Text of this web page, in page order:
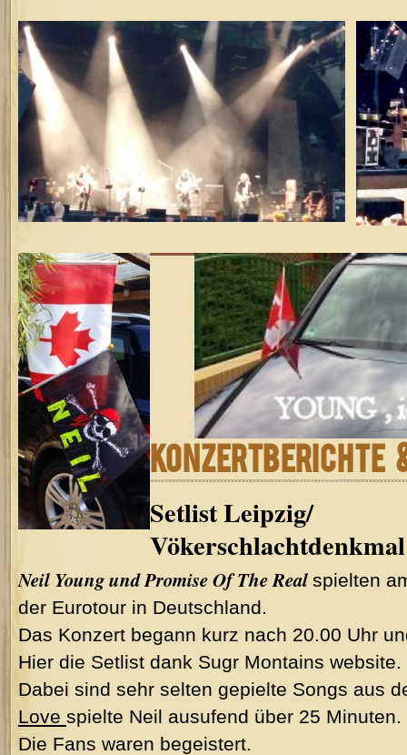
KONZERTBERICHTE
Setlist Leipzig/
Vökerschlachtdenkmal
Neil Young undPromise Of The Real spielten
der Eurotour in Deutschland.
Das Konzert begann kurz nach 20.00 Uhr
Hier die Setlist dank Sugr Montains website.
Dabei sind sehr selten gepielte Songs aus
Love spielte Neil ausufend über 25 Minuten.
Die Fans waren begeistert.